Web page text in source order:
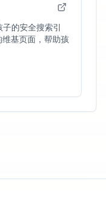
的安全搜索引
基页面，帮助孩